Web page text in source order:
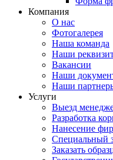
Компания
О нас
Фотогалерея
Наша команда
Наши
Вакансии
Наши
Наши
Услуги
Выезд
Разработка
Нанесение
Специальный
Заказать